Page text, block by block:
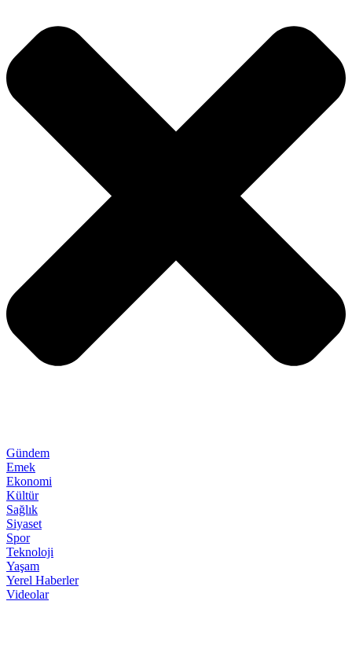
Gündem
Emek
Ekonomi
Kültür
Sağlık
Siyaset
Spor
Teknoloji
Yaşam
Yerel Haberler
Videolar